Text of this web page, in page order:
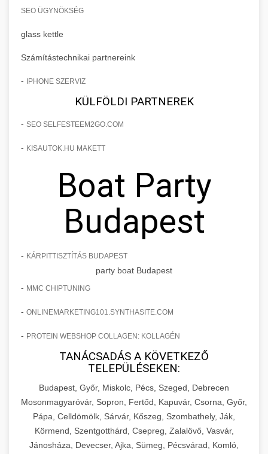
SEO ÜGYNÖKSÉG
glass kettle
Számítástechnikai partnereink
- IPHONE SZERVIZ
KÜLFÖLDI PARTNEREK
- SEO SELFESTEEM2GO.COM
- KISAUTOK.HU MAKETT
Boat Party
Budapest
- KÁRPITTISZTÍTÁS BUDAPEST
party boat Budapest
- MMC CHIPTUNING
- ONLINEMARKETING101.SYNTHASITE.COM
- PROTEIN WEBSHOP COLLAGEN: KOLLAGÉN
TANÁCSADÁS A KÖVETKEZŐ
TELEPÜLÉSEKEN:
Budapest, Győr, Miskolc, Pécs, Szeged, Debrecen
Mosonmagyaróvár, Sopron, Fertőd, Kapuvár, Csorna, Győr,
Pápa, Celldömölk, Sárvár, Kőszeg, Szombathely, Ják,
Körmend, Szentgotthárd, Csepreg, Zalalövő, Vasvár,
Jánosháza, Devecser, Ajka, Sümeg, Pécsvárad, Komló,